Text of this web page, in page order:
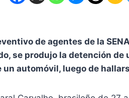
de agentes de la
se produjo la detención de
un automóvil, luego de